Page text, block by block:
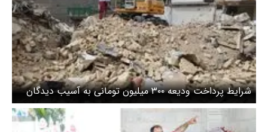
شرایط پرداخت ودیعه ۳۰۰ میلیون تومانی به آسیب دیدگان
جنگ